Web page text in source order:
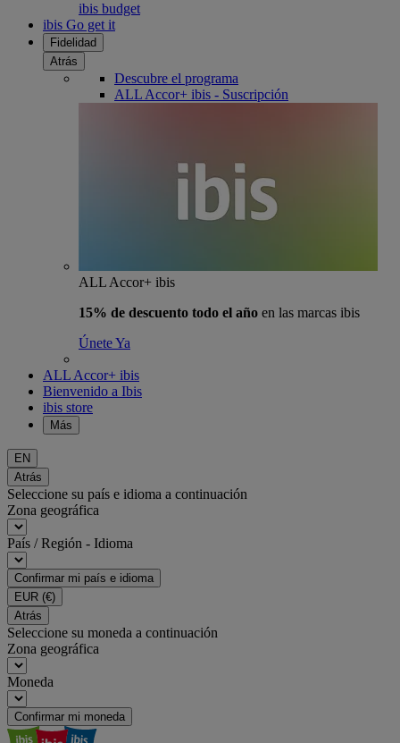
ibis budget
ibis Go get it
Fidelidad
Atrás
Descubre el programa
ALL Accor+ ibis - Suscripción
ALL Accor+ ibis
15% de descuento todo el año en las marcas ibis
Únete Ya
ALL Accor+ ibis
Bienvenido a Ibis
ibis store
Más
EN
Atrás
Seleccione su país e idioma a continuación
Zona geográfica
País / Región - Idioma
Confirmar mi país e idioma
EUR (€)
Atrás
Seleccione su moneda a continuación
Zona geográfica
Moneda
Confirmar mi moneda